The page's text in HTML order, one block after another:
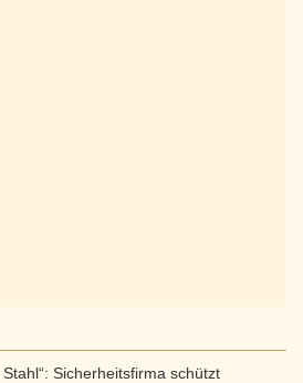
Sicherheitsfirma schützt